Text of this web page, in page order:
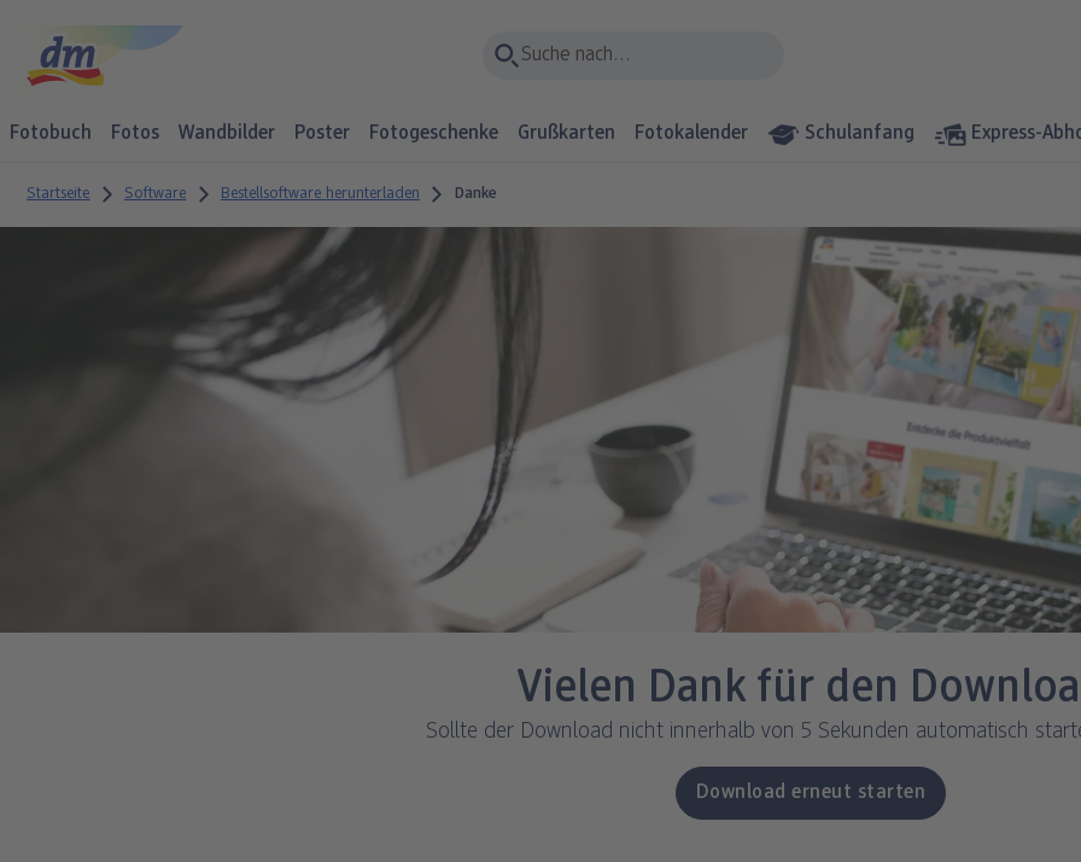
Fotobuch Fotos Wandbilder Poster Fotogeschenke Grußkarten Fotokalender Schulanfang Express-
Startseite Software Bestellsoftware herunterladen Danke
Vielen Dank für den
Sollte der Download nicht innerhalb von 5 Sekunden automatisch
Download erneut starten